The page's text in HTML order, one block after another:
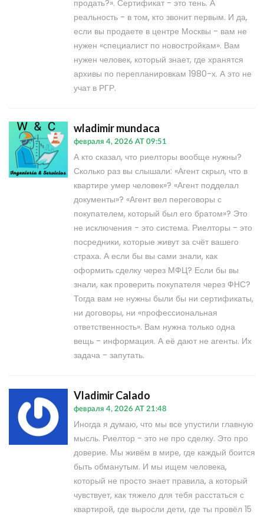
продать?». Сертификат - это тень. А
реальность - в том, кто звонит первым. И да,
если вы продаете в центре Москвы - вам не
нужен «специалист по новостройкам». Вам
нужен человек, который знает, где хранятся
архивы по перепланировкам 1980-х. А это не
учат в РГР.
wladimir mundaca
февраля 4, 2026 AT 09:51
А кто сказал, что риелторы вообще нужны?
Сколько раз вы слышали: «Агент скрыл, что в
квартире умер человек»? «Агент подделал
документы»? «Агент вел переговоры с
покупателем, который был его братом»? Это
не исключения - это система. Риелторы - это
посредники, которые живут за счёт вашего
страха. А если бы вы сами знали, как
оформить сделку через МФЦ? Если бы вы
знали, как проверить покупателя через ФНС?
Тогда вам не нужны были бы ни сертификаты,
ни договоры, ни «профессиональная
ответственность». Вам нужна только одна
вещь - информация. А её дают не агенты. Их
задача - запутать.
Vladimir Calado
февраля 4, 2026 AT 21:48
Иногда я думаю, что мы все упустили главную
мысль. Риелтор - это не про сделку. Это про
доверие. Мы живём в мире, где каждый боится
быть обманутым. И мы ищем человека,
который не просто знает правила, а который
чувствует, как тяжело для тебя расстаться с
квартирой, где выросли дети, где ты провёл 15